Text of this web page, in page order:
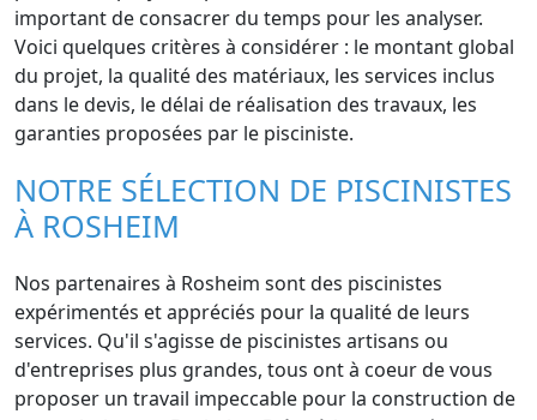
important de consacrer du temps pour les analyser.
Voici quelques critères à considérer : le montant global
du projet, la qualité des matériaux, les services inclus
dans le devis, le délai de réalisation des travaux, les
garanties proposées par le pisciniste.
NOTRE SÉLECTION DE PISCINISTES
À ROSHEIM
Nos partenaires à Rosheim sont des piscinistes
expérimentés et appréciés pour la qualité de leurs
services. Qu'il s'agisse de piscinistes artisans ou
d'entreprises plus grandes, tous ont à coeur de vous
proposer un travail impeccable pour la construction de